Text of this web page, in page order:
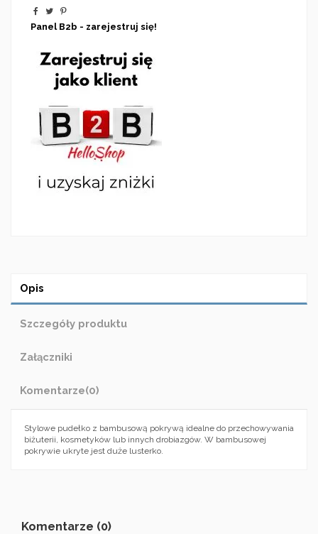
Panel B2b - zarejestruj się!
Opis
Szczegóły produktu
Załączniki
Komentarze(0)
Stylowe pudełko z bambusową pokrywą idealne do przechowywania
biżuterii, kosmetyków lub innych drobiazgów. W bambusowej
pokrywie ukryte jest duże lusterko.
Komentarze (0)